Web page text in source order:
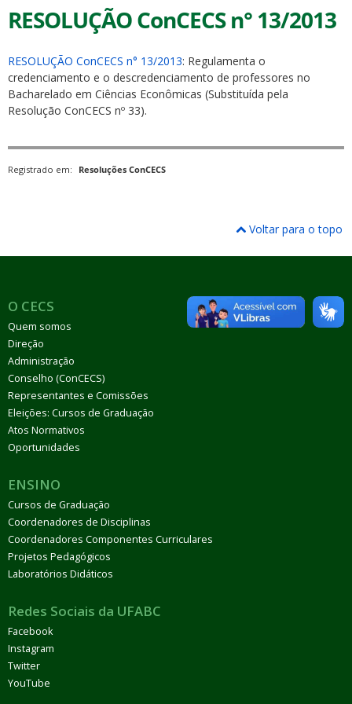
RESOLUÇÃO ConCECS n° 13/2013
RESOLUÇÃO ConCECS n° 13/2013: Regulamenta o
credenciamento e o descredenciamento de professores no
Bacharelado em Ciências Econômicas (Substituída pela
Resolução ConCECS nº 33).
Registrado em: Resoluções ConCECS
Voltar para o topo
O CECS
Quem somos
Direção
Administração
Conselho (ConCECS)
Representantes e Comissões
Eleições: Cursos de Graduação
Atos Normativos
Oportunidades
ENSINO
Cursos de Graduação
Coordenadores de Disciplinas
Coordenadores Componentes Curriculares
Projetos Pedagógicos
Laboratórios Didáticos
Redes Sociais da UFABC
Facebook
Instagram
Twitter
YouTube